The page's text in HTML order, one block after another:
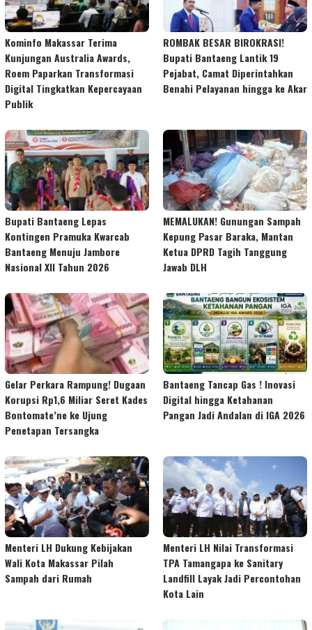
Kominfo Makassar Terima
Kunjungan Australia Awards,
Roem Paparkan Transformasi
Digital Tingkatkan Kepercayaan
Publik
ROMBAK BESAR BIROKRASI!
Bupati Bantaeng Lantik 19
Pejabat, Camat Diperintahkan
Benahi Pelayanan hingga ke Akar
Bupati Bantaeng Lepas
Kontingen Pramuka Kwarcab
Bantaeng Menuju Jambore
Nasional XII Tahun 2026
MEMALUKAN! Gunungan Sampah
Kepung Pasar Baraka, Mantan
Ketua DPRD Tagih Tanggung
Jawab DLH
Gelar Perkara Rampung! Dugaan
Korupsi Rp1,6 Miliar Seret Kades
Bontomate’ne ke Ujung
Penetapan Tersangka
Bantaeng Tancap Gas ! Inovasi
Digital hingga Ketahanan
Pangan Jadi Andalan di IGA 2026
Menteri LH Dukung Kebijakan
Wali Kota Makassar Pilah
Sampah dari Rumah
Menteri LH Nilai Transformasi
TPA Tamangapa ke Sanitary
Landfill Layak Jadi Percontohan
Kota Lain